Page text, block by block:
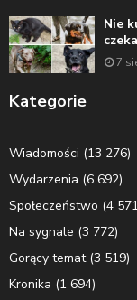
Nie
7
Kategorie
Wiadomości (13 276)
Wydarzenia (6 692)
Społeczeństwo (4
Na sygnale (3 772)
Gorący temat(3 519)
Kronika (1 694)